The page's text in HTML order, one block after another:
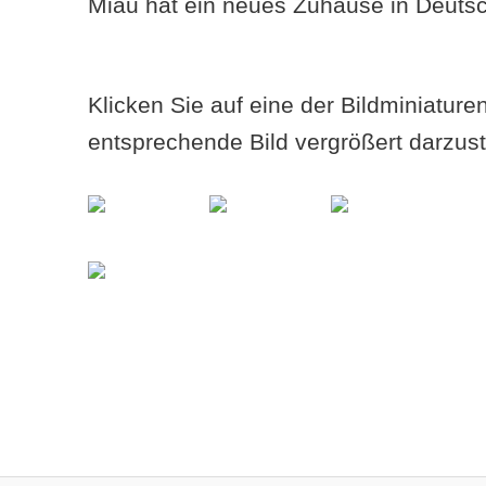
Klicken Sie auf eine der
entsprechende Bild vergrößert